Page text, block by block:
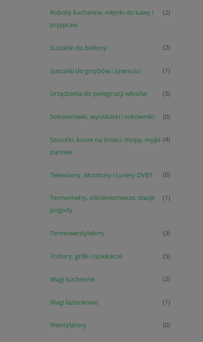
Roboty kuchenne, młynki do kawy i
przypraw
(2)
Suszarki do bielizny (2)
Suszarki do grzybów i żywności (1)
Urządzenia do pielęgnacji włosów (5)
Sokowirówki, wyciskarki i sokowniki (0)
Szczotki, kosze na śmieci, mopy, myjki
parowe
(4)
Telewizory, Monitory i tunery DVBT (0)
Termometry, ciśnieniomierze, stacje
pogody
(1)
Termowentylatory (3)
Tostery, grille i opiekacze (5)
Wagi kuchenne (2)
Wagi łazienkowe (1)
Wentylatory (0)